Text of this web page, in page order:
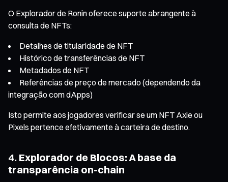
O Explorador de Ronin oferece suporte abrangente à
consulta de NFTs:
Detalhes de titularidade de NFT
Histórico de transferências de NFT
Metadados de NFT
Referências de preço de mercado (dependendo da
integração com dApps)
Isto permite aos jogadores verificar se um NFT Axie ou
Pixels pertence efetivamente à carteira de destino.
4. Explorador de Blocos: A base da
transparência on-chain